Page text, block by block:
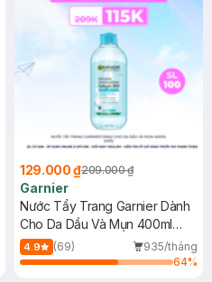
129.000 ₫209.000 ₫
Garnier
Nước Tẩy Trang Garnier Dành
Cho Da Dầu Và Mụn 400ml
(Mới)
4.9 (69)
935/tháng
64%